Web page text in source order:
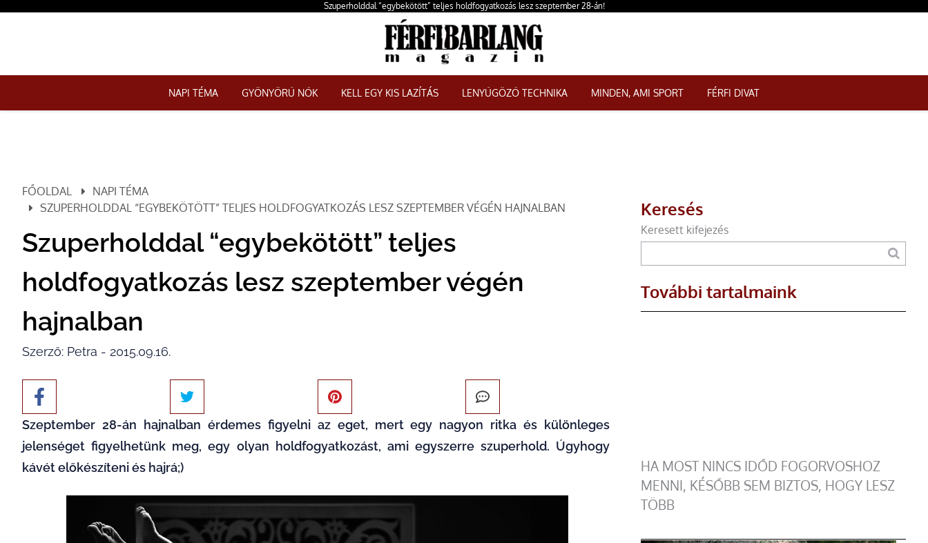
Szuperholddal “egybekötött” teljes holdfogyatkozás lesz szeptember 28-án!
NAPI TÉMA GYÖNYÖRŰ NŐK KELL EGY KIS LAZÍTÁS LENYŰGÖZŐ TECHNIKA MINDEN, AMI SPORT FÉRFI DIVAT
FŐOLDAL
NAPI TÉMA
SZUPERHOLDDAL “EGYBEKÖTÖTT” TELJES HOLDFOGYATKOZÁS LESZ SZEPTEMBER VÉGÉN HAJNALBAN
Szuperholddal “egybekötött” teljes
holdfogyatkozás lesz szeptember végén
hajnalban
Szerző: Petra - 2015.09.16.
Szeptember 28-án hajnalban érdemes figyelni az eget, mert egy nagyon ritka és különleges
jelenséget figyelhetünk meg, egy olyan
holdfogyatkozást, ami egyszerreszuperhold. Úgyhogy
kávét előkészíteni és hajrá;)
Keresés
Keresett kifejezés
További tartalmaink
HA MOST NINCS IDŐD FOGORVOSHOZ
MENNI, KÉSŐBB SEM BIZTOS, HOGY LESZ
TÖBB